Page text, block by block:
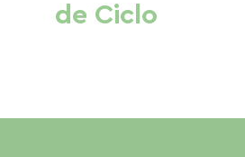
de Ciclo